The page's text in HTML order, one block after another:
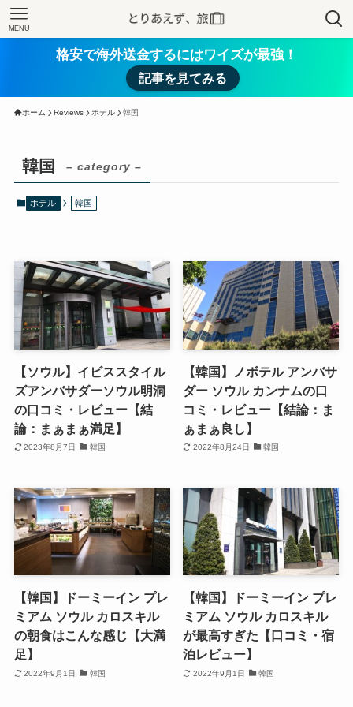
MENU
格安で海外送金するにはワイズが最強！
記事を見てみる
ホーム Reviews ホテル 韓国
韓国 – category –
ホテル 韓国
【ソウル】イビススタイル
ズアンバサダーソウル明洞
の口コミ・レビュー【結
論：まぁまぁ満足】
2023年8月7日 韓国
【韓国】ノボテル アンバサ
ダー ソウル カンナムの口
コミ・レビュー【結論：ま
ぁまぁ良し】
2022年8月24日 韓国
【韓国】ドーミーイン プレ
ミアム ソウル カロスキル
の朝食はこんな感じ【大満
足】
2022年9月1日 韓国
【韓国】ドーミーイン プレ
ミアム ソウル カロスキル
が最高すぎた【口コミ・宿
泊レビュー】
2022年9月1日 韓国